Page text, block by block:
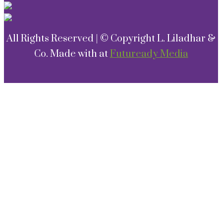
All Rights Reserved | © Copyright L. Liladhar &
Co. Made with atFutuready Media